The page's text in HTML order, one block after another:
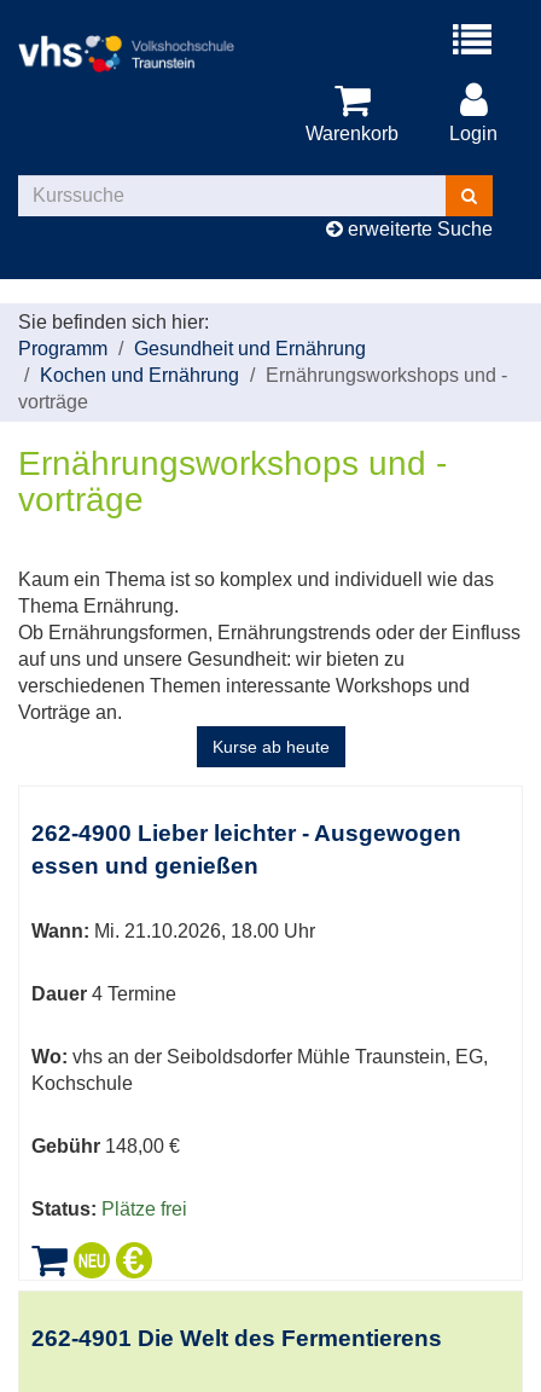
Menü
Warenkorb Login
Kurse
suchen
erweiterte Suche
Sie befinden sich hier:
Programm
Gesundheit und Ernährung
Kochen und Ernährung
Ernährungsworkshops und -
vorträge
Ernährungsworkshops und -
vorträge
Kaum ein Thema ist so komplex und individuell wie das
Thema Ernährung.
Ob Ernährungsformen, Ernährungstrends oder der Einfluss
auf uns und unsere Gesundheit: wir bieten zu
verschiedenen Themen interessante Workshops und
Vorträge an.
Kurse ab heute
Tabellenüberschriften
sortiert
262-4900 Lieber leichter - Ausgewogen
essen und genießen
Wann: Mi. 21.10.2026, 18.00 Uhr
Dauer 4 Termine
Wo: vhs an der Seiboldsdorfer Mühle Traunstein, EG,
Kochschule
Gebühr 148,00 €
Status: Plätze frei
262-4901 Die Welt des Fermentierens